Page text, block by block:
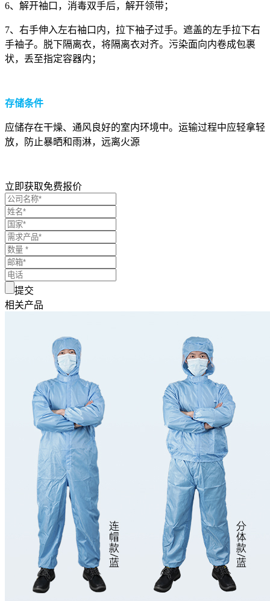
6、解开袖口，消毒双手后，解开领带；
7、右手伸入左右袖口内，拉下袖子过手。遮盖的左手拉下右
手袖子。脱下隔离衣，将隔离衣对齐。污染面向内卷成包裹
状，丢至指定容器内；
存储条件
应储存在干燥、通风良好的室内环境中。运输过程中应轻拿轻
放，防止暴晒和雨淋，远离火源
立即获取免费报价
提交
相关产品